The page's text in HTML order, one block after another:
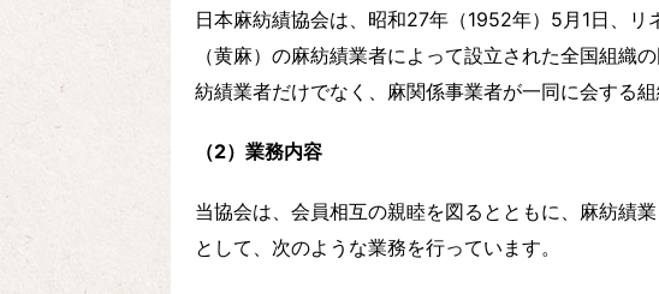
日本麻紡績協会は、昭和27年（1952年）5月1日、リ
（黄麻）の麻紡績業者によって設立された全国組織
紡績業者だけでなく、麻関係事業者が一同に会する
（2）業務内容
当協会は、会員相互の親睦を図るとともに、麻紡績
として、次のような業務を行っています。